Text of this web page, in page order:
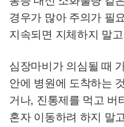
경우가 많아 주의가 필
지속되면 지체하지 말
심장마비가 의심될 때
안에 병원에 도착하는
거나, 진통제를 먹고 버
혼자 이동하려 하지 말